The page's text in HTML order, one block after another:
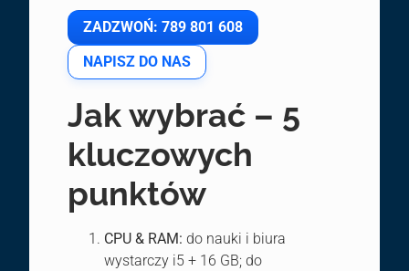
ZADZWOŃ: 789 801 608
NAPISZ DO NAS
Jak wybrać – 5
kluczowych
punktów
CPU & RAM: do nauki i biura
wystarczy i5 + 16 GB; do